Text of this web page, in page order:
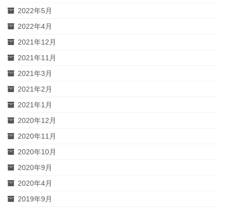
2022年5月
2022年4月
2021年12月
2021年11月
2021年3月
2021年2月
2021年1月
2020年12月
2020年11月
2020年10月
2020年9月
2020年4月
2019年9月